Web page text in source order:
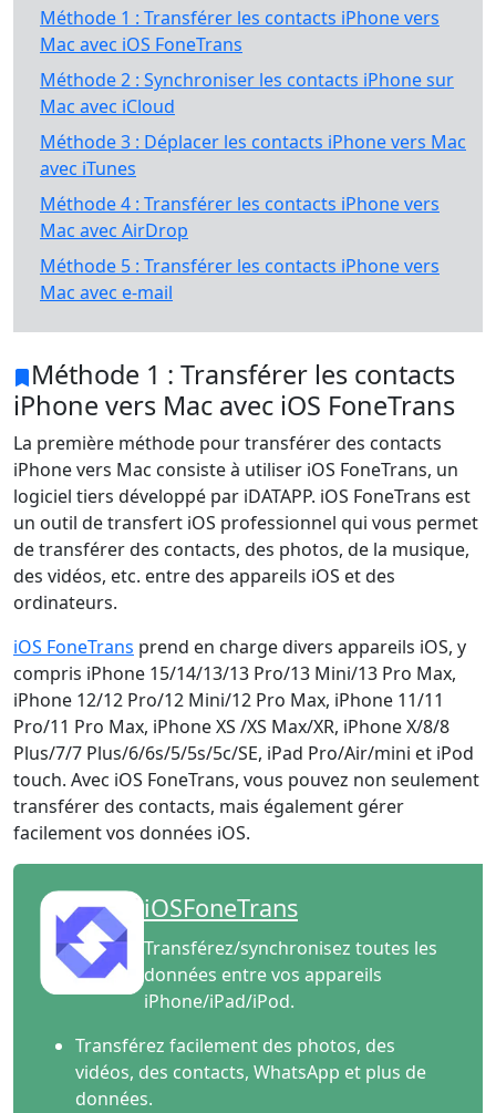
Méthode 1 : Transférer les contacts iPhone vers
Mac avec iOS FoneTrans
Méthode 2 : Synchroniser les contacts iPhone sur
Mac avec iCloud
Méthode 3 : Déplacer les contacts iPhone vers Mac
avec iTunes
Méthode 4 : Transférer les contacts iPhone vers
Mac avec AirDrop
Méthode 5 : Transférer les contacts iPhone vers
Mac avec e-mail
Méthode 1 : Transférer les contacts
iPhone vers Mac avec iOS FoneTrans
La première méthode pour transférer des contacts
iPhone vers Mac consiste à utiliser iOS FoneTrans, un
logiciel tiers développé par iDATAPP. iOS FoneTrans est
un outil de transfert iOS professionnel qui vous permet
de transférer des contacts, des photos, de la musique,
des vidéos, etc. entre des appareils iOS et des
ordinateurs.
iOS FoneTrans prend en charge divers appareils iOS, y
compris iPhone 15/14/13/13 Pro/13 Mini/13 Pro Max,
iPhone 12/12 Pro/12 Mini/12 Pro Max, iPhone 11/11
Pro/11 Pro Max, iPhone XS /XS Max/XR, iPhone X/8/8
Plus/7/7 Plus/6/6s/5/5s/5c/SE, iPad Pro/Air/mini et iPod
touch. Avec iOS FoneTrans, vous pouvez non seulement
transférer des contacts, mais également gérer
facilement vos données iOS.
iOSFoneTrans
Transférez/synchronisez toutes les
données entre vos appareils
iPhone/iPad/iPod.
Transférez facilement des photos, des
vidéos, des contacts, WhatsApp et plus de
données.